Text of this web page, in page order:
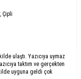
Çipli
ulaştı. Yazıcıya uymaz
taktım ve gerçekten
uyguna geldi çok